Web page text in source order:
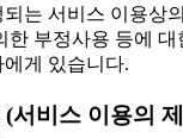
되는 서비스 이용상
한 부정사용 등에 대
에게 있습니다.
(서비스 이용의